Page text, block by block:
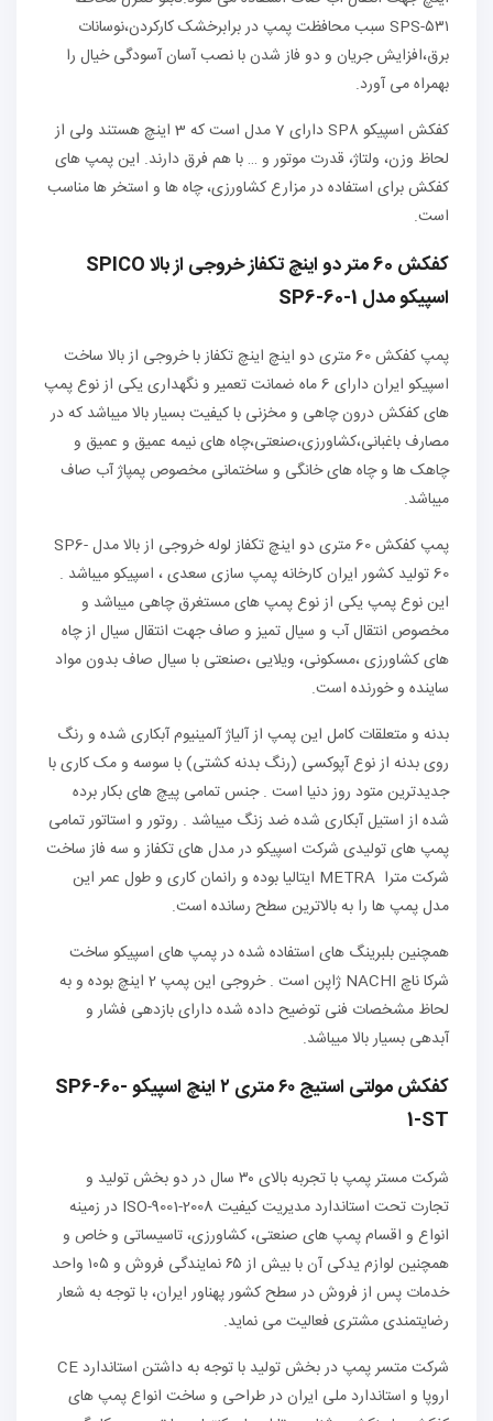
SPS-۵۳۱ سبب محافظت پمپ در برابرخشک کارکردن،نوسانات
برق،افزایش جریان و دو فاز شدن با نصب آسان آسودگی خیال را
بهمراه می آورد.
کفکش اسپیکو SP8 دارای 7 مدل است که 3 اینچ هستند ولی از
لحاظ وزن، ولتاژ، قدرت موتور و … با هم فرق دارند. این پمپ های
کفکش برای استفاده در مزارع کشاورزی، چاه ها و استخر ها مناسب
است.
کفکش 60 متر دو اینچ تکفاز خروجی از بالا SPICO
اسپیکو مدل SP6-60-1
پمپ کفکش 60 متری دو اینچ اینچ تکفاز با خروجی از بالا ساخت
اسپیکو ایران دارای 6 ماه ضمانت تعمیر و نگهداری یکی از نوع پمپ
های کفکش درون چاهی و مخزنی با کیفیت بسیار بالا میباشد که در
مصارف باغبانی،کشاورزی،صنعتی،چاه های نیمه عمیق و عمیق و
چاهک ها و چاه های خانگی و ساختمانی مخصوص پمپاژ آب صاف
میباشد.
پمپ کفکش 60 متری دو اینچ تکفاز لوله خروجی از بالا مدل SP6-
60 تولید کشور ایران کارخانه پمپ سازی سعدی ، اسپیکو میباشد .
این نوع پمپ یکی از نوع پمپ های مستغرق چاهی میباشد و
مخصوص انتقال آب و سیال تمیز و صاف جهت انتقال سیال از چاه
های کشاورزی ،مسکونی، ویلایی ،صنعتی با سیال صاف بدون مواد
ساینده و خورنده است.
بدنه و متعلقات کامل این پمپ از آلیاژ آلمینیوم آبکاری شده و رنگ
روی بدنه از نوع آپوکسی (رنگ بدنه کشتی) با سوسه و مک کاری با
جدیدترین متود روز دنیا است . جنس تمامی پیچ های بکار برده
شده از استیل آبکاری شده ضد زنگ میباشد . روتور و استاتور تمامی
پمپ های تولیدی شرکت اسپیکو در مدل های تکفاز و سه فاز ساخت
شرکت مترا METRA ایتالیا بوده و رانمان کاری و طول عمر این
مدل پمپ ها را به بالاترین سطح رسانده است.
همچنین بلبرینگ های استفاده شده در پمپ های اسپیکو ساخت
شرکا ناچ NACHI ژاپن است . خروجی این پمپ 2 اینچ بوده و به
لحاظ مشخصات فنی توضیح داده شده دارای بازدهی فشار و
آبدهی بسیار بالا میباشد.
کفکش مولتی استیج ۶۰ متری ۲ اینچ اسپیکو SP6-60-
1-ST
شرکت مستر پمپ با تجربه بالای ۳۰ سال در دو بخش تولید و
تجارت تحت استاندارد مدیریت کیفیت ISO-9001-2008 در زمینه
انواع و اقسام پمپ های صنعتی، کشاورزی، تاسیساتی و خاص و
همچنین لوازم یدکی آن با بیش از ۶۵ نمایندگی فروش و ۱۰۵ واحد
خدمات پس از فروش در سطح کشور پهناور ایران، با توجه به شعار
رضایتمندی مشتری فعالیت می نماید.
شرکت متسر پمپ در بخش تولید با توجه به داشتن استاندارد CE
اروپا و استاندارد ملی ایران در طراحی و ساخت انواع پمپ های